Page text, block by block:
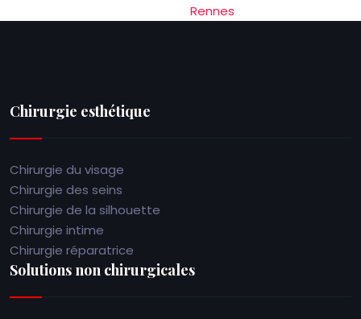
Rennes
Chirurgie esthétique
Chirurgie du visage
Chirurgie des seins
Chirurgie de la silhouette
Chirurgie intime
Chirurgie réparatrice
Solutions non chirurgicales